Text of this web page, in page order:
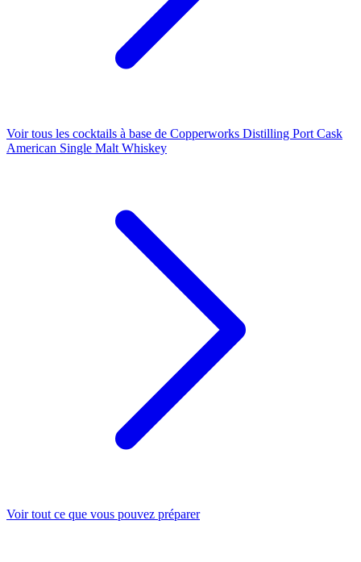
Voir tous les cocktails à base de Copperworks Distilling Port Cask
American Single Malt Whiskey
Voir tout ce que vous pouvez préparer